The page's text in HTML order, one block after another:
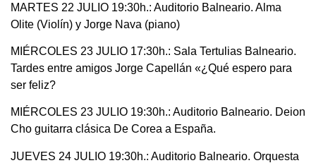
MARTES 22 JULIO 19:30h.: Auditorio Balneario. Alma
Olite (Violín) y Jorge Nava (piano)
MIÉRCOLES 23 JULIO 17:30h.: Sala Tertulias Balneario.
Tardes entre amigos Jorge Capellán «¿Qué espero para
ser feliz?
MIÉRCOLES 23 JULIO 19:30h.: Auditorio Balneario. Deion
Cho guitarra clásica De Corea a España.
JUEVES 24 JULIO 19:30h.: Auditorio Balneario. Orquesta